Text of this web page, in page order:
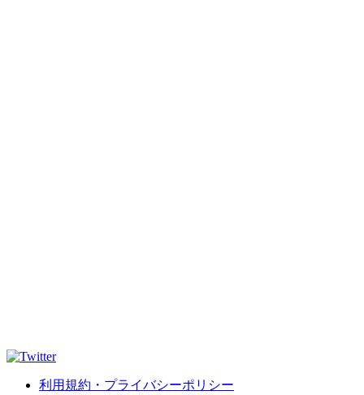
利用規約・プライバシーポリシー